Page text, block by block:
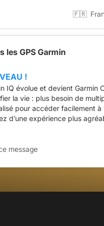
🇫🇷
les GPS Garmin
!
IQ évolue et devient Garmin
la vie : plus besoin de
pour accéder facilement à
d’une expérience plus
message